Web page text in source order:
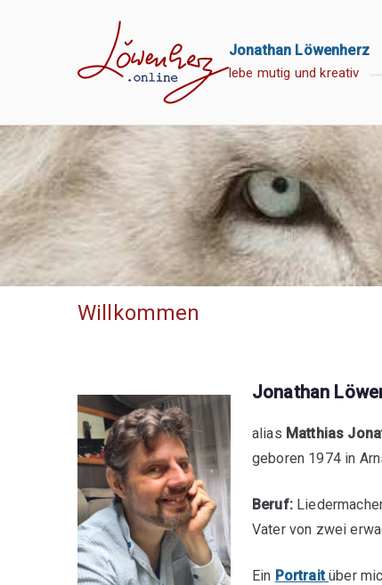
Jonathan Löwenherz
lebe mutig und kreativ
Willkommen
Jonathan
alias Matthias
geboren 1974 in
Beruf:
Vater von zwei
Ein Portraitüber